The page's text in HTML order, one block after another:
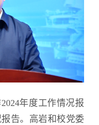
年度工作情况报
告。高岩和校党委